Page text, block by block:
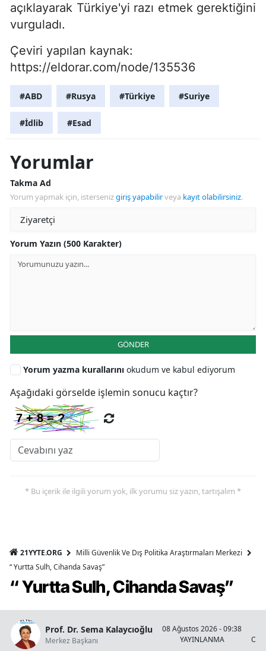
açıklayarak Türkiye'yi razı etmek gerektiğini
vurguladı.
Çeviri yapılan kaynak:
https://eldorar.com/node/135536
#ABD #Rusya #Türkiye #Suriye
#İdlib #Esad
Yorumlar
Takma Ad
Yorum yapmak için, istersenizgiriş yapabilirveya kayıt olabilirsiniz.
Yorum Yazın (500 Karakter)
GÖNDER
Yorum yazma kurallarını okudum ve kabul ediyorum
Aşağıdaki görselde işlemin sonucu kaçtır?
* Bu içerik ile ilgili yorum yok, ilk yorumu siz yazın, tartışalım *
21YYTE.ORG
Milli Güvenlik Ve Dış Politika Araştırmaları Merkezi
“ Yurtta Sulh, Cihanda Savaş”
“ Yurtta Sulh, Cihanda Savaş”
Prof. Dr. Sema Kalaycıoğlu
Merkez Başkanı
08 Ağustos 2026 - 09:38
YAYINLANMA